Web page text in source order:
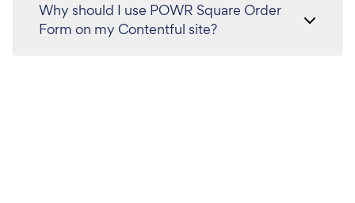
Why should I use POWR Square Order
Form on my Contentful site?